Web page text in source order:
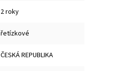
2 roky
řetízkové
ČESKÁ REPUBLIKA